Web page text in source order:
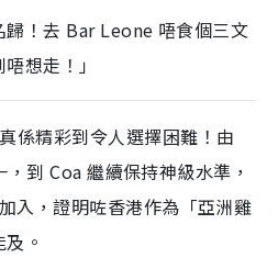
！去 Bar Leone 唔食個三文
想走！」
係精彩到令人選擇困難！由
到 Coa 繼續保持神級水準，
入，證明咗香港作為「亞洲雞
。